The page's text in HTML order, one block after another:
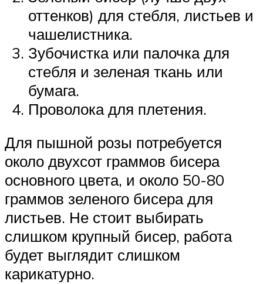
оттенков) для стебля, листьев и
чашелистника.
Зубочистка или палочка для
стебля и зеленая ткань или
бумага.
Проволока для плетения.
Для пышной розы потребуется
около двухсот граммов бисера
основного цвета, и около 50-80
граммов зеленого бисера для
листьев. Не стоит выбирать
слишком крупный бисер, работа
будет выглядит слишком
карикатурно.